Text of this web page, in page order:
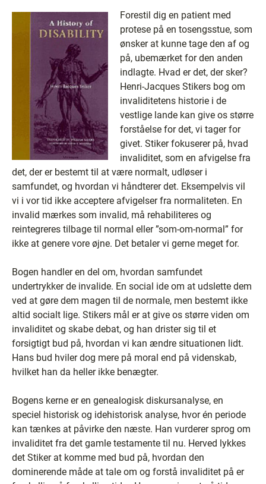
Forestil dig en patient med
protese på en tosengsstue, som
ønsker at kunne tage den af og
på, ubemærket for den anden
indlagte. Hvad er det, der sker?
Henri-Jacques Stikers bog om
invaliditetens historie i de
vestlige lande kan give os større
forståelse for det, vi tager for
givet. Stiker fokuserer på, hvad
invaliditet, som en afvigelse fra
det, der er bestemt til at være normalt, udløser i
samfundet, og hvordan vi håndterer det. Eksempelvis vil
vi i vor tid ikke acceptere afvigelser fra normaliteten. En
invalid mærkes som invalid, må rehabiliteres og
reintegreres tilbage til normal eller ”som-om-normal” for
ikke at genere vore øjne. Det betaler vi gerne meget for.
Bogen handler en del om, hvordan samfundet
undertrykker de invalide. En social ide om at udslette dem
ved at gøre dem magen til de normale, men bestemt ikke
altid socialt lige. Stikers mål er at give os større viden om
invaliditet og skabe debat, og han drister sig til et
forsigtigt bud på, hvordan vi kan ændre situationen lidt.
Hans bud hviler dog mere på moral end på videnskab,
hvilket han da heller ikke benægter.
Bogens kerne er en genealogisk diskursanalyse, en
speciel historisk og idehistorisk analyse, hvor én periode
kan tænkes at påvirke den næste. Han vurderer sprog om
invaliditet fra det gamle testamente til nu. Herved lykkes
det Stiker at komme med bud på, hvordan den
dominerende måde at tale om og forstå invaliditet på er